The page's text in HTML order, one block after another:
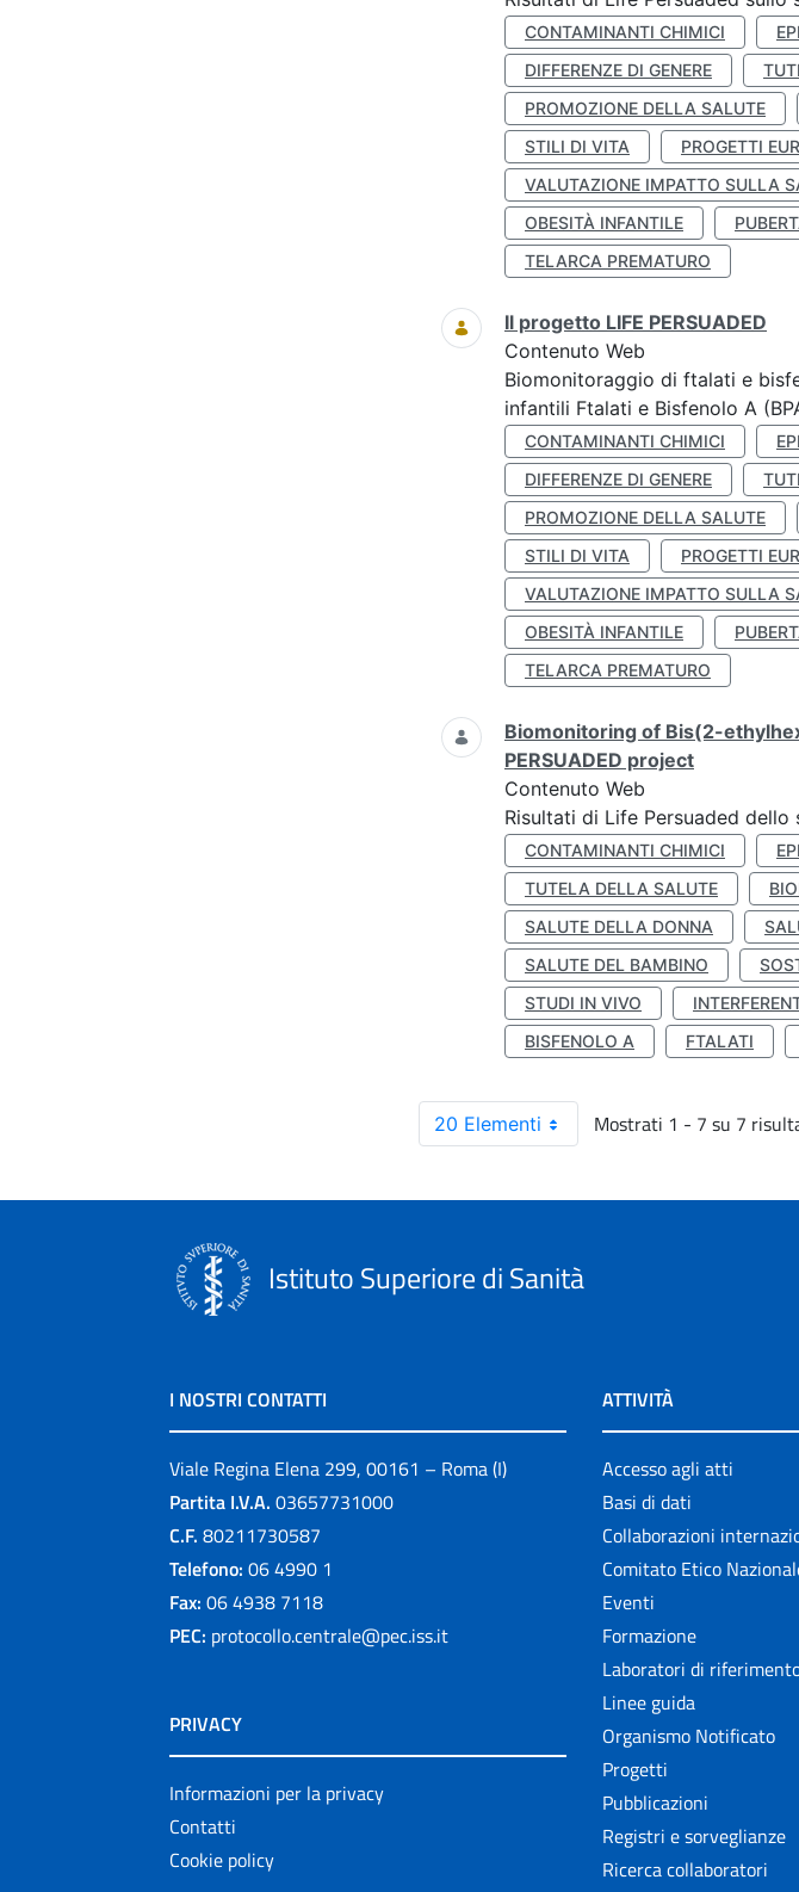
CONTAMINANTI CHIMICI
DIFFERENZE DI GENERE
PROMOZIONE DELLA SALUTE
STILI DI VITA
PROGETTI
VALUTAZIONE IMPATTO SULLA
OBESITÀ INFANTILE
TELARCA PREMATURO
Il progetto LIFE PERSUADED
Contenuto Web
Biomonitoraggio di ftalati e
infantili Ftalati e Bisfenolo A
CONTAMINANTI CHIMICI
DIFFERENZE DI GENERE
PROMOZIONE DELLA SALUTE
STILI DI VITA
PROGETTI
VALUTAZIONE IMPATTO SULLA
OBESITÀ INFANTILE
TELARCA PREMATURO
Biomonitoring of Bis(2-
PERSUADED project
Contenuto Web
Risultati di Life Persuaded
CONTAMINANTI CHIMICI
TUTELA DELLA SALUTE
SALUTE DELLA DONNA
SALUTE DEL BAMBINO
STUDI IN VIVO
BISFENOLO A
FTALATI
20 Elementi Mostrati 1 - 7 su 7
Istituto Superiore di Sanità
I NOSTRI CONTATTI
Viale Regina Elena 299, 00161 – Roma (I)
Partita I.V.A. 03657731000
C.F. 80211730587
Telefono: 06 4990 1
Fax: 06 4938 7118
PEC: protocollo.centrale@pec.iss.it
PRIVACY
Informazioni per la privacy
Contatti
Cookie policy
ATTIVITÀ
Accesso agli atti
Basi di dati
Collaborazioni
Comitato Etico
Eventi
Formazione
Laboratori di
Linee guida
Organismo Notificato
Progetti
Pubblicazioni
Registri e sorveglianze
Ricerca collaboratori